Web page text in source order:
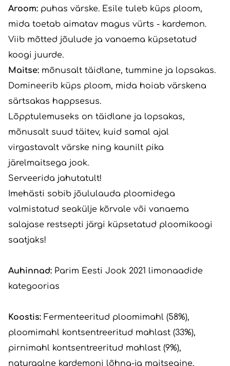
Aroom: puhas värske. Esile tuleb küps ploom,
mida toetab aimatav magus vürts - kardemon.
Viib mõtted jõulude ja vanaema küpsetatud
koogi juurde.
Maitse: mõnusalt täidlane, tummine ja lopsakas.
Domineerib küps ploom, mida hoiab värskena
särtsakas happsesus.
Lõpptulemuseks on täidlane ja lopsakas,
mõnusalt suud täitev, kuid samal ajal
virgastavalt värske ning kaunilt pika
järelmaitsega jook.
Serveerida jahutatult!
Imehästi sobib jõululauda ploomidega
valmistatud seakülje kõrvale või vanaema
salajase restsepti järgi küpsetatud ploomikoogi
saatjaks!
Auhinnad: Parim Eesti Jook 2021 limonaadide
kategoorias
Koostis: Fermenteeritud ploomimahl (58%),
ploomimahl kontsentreeritud mahlast (33%),
pirnimahl kontsentreeritud mahlast (9%),
naturaalne kardemoni lõhna-ja maitseaine,